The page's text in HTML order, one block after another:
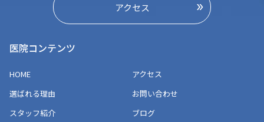
アクセス
医院コンテンツ
HOME
選ばれる理由
スタッフ紹介
アクセス
お問い合わせ
ブログ